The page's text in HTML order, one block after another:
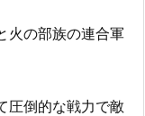
火の部族の連合軍
圧倒的な戦力で敵